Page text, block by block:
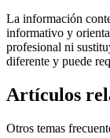
La información
informativo y
profesional ni
diferente y puede
Artículos
Otros temas